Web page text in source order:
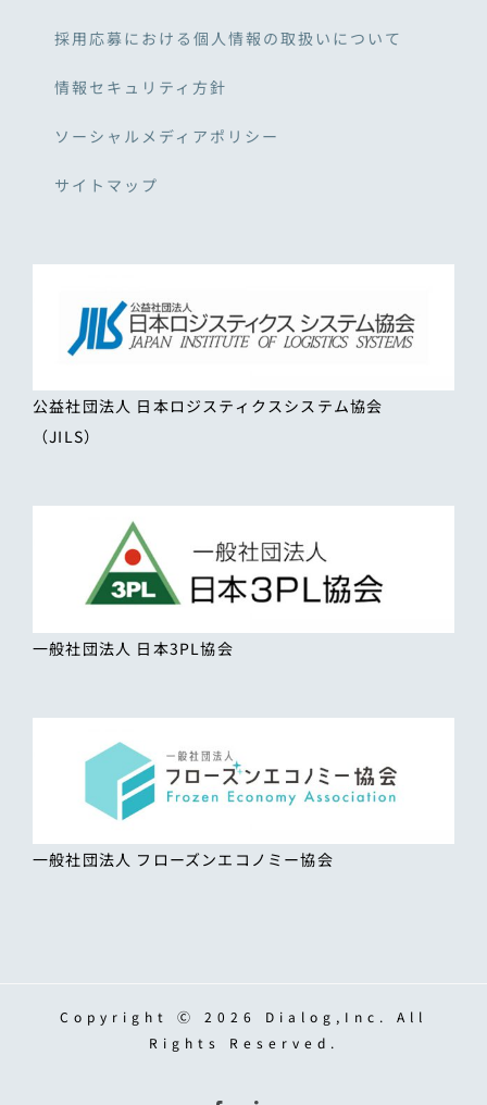
採用応募における個人情報の取扱いについて
情報セキュリティ方針
ソーシャルメディアポリシー
サイトマップ
公益社団法人 日本ロジスティクスシステム協会
（JILS）
一般社団法人 日本3PL協会
一般社団法人 フローズンエコノミー協会
Copyright Ⓒ 2026 Dialog,Inc. All
Rights Reserved.